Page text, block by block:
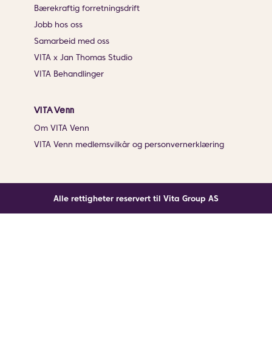
Bærekraftig forretningsdrift
Jobb hos oss
Samarbeid med oss
VITA x Jan Thomas Studio
VITA Behandlinger
VITA Venn
Om VITA Venn
VITA Venn medlemsvilkår og personvernerklæring
Alle rettigheter reservert til Vita Group AS